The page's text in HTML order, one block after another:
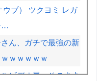
ウブ） ツクヨミ レガ
…
ん、ガチで最強の新
ｗｗｗｗｗ
ビデオ屋、そのまま